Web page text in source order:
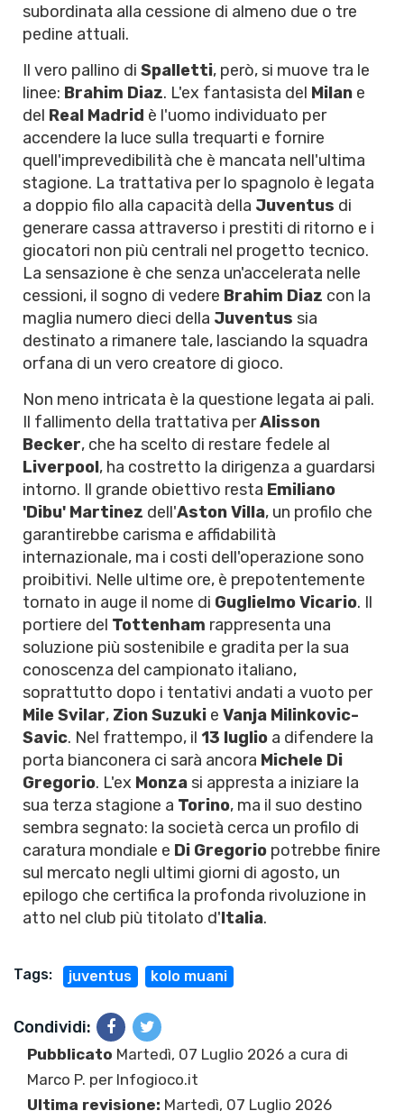
subordinata alla cessione di almeno due o tre
pedine attuali.
Il vero pallino di Spalletti, però, si muove tra le
linee: Brahim Diaz. L'ex fantasista del Milan e
del Real Madrid è l'uomo individuato per
accendere la luce sulla trequarti e fornire
quell'imprevedibilità che è mancata nell'ultima
stagione. La trattativa per lo spagnolo è legata
a doppio filo alla capacità della Juventus di
generare cassa attraverso i prestiti di ritorno e i
giocatori non più centrali nel progetto tecnico.
La sensazione è che senza un'accelerata nelle
cessioni, il sogno di vedere Brahim Diaz con la
maglia numero dieci della Juventus sia
destinato a rimanere tale, lasciando la squadra
orfana di un vero creatore di gioco.
Non meno intricata è la questione legata ai pali.
Il fallimento della trattativa perAlisson
Becker, che ha scelto di restare fedele al
Liverpool, ha costretto la dirigenza a guardarsi
intorno. Il grande obiettivo resta Emiliano
'Dibu' Martinez dell'Aston Villa, un profilo che
garantirebbe carisma e affidabilità
internazionale, ma i costi dell'operazione sono
proibitivi. Nelle ultime ore, è prepotentemente
tornato in auge il nome di Guglielmo Vicario. Il
portiere del Tottenham rappresenta una
soluzione più sostenibile e gradita per la sua
conoscenza del campionato italiano,
soprattutto dopo i tentativi andati a vuoto per
Mile Svilar, Zion Suzuki e Vanja Milinkovic-
Savic. Nel frattempo, il 13 luglio a difendere la
porta bianconera ci sarà ancora Michele Di
Gregorio. L'ex Monza si appresta a iniziare la
sua terza stagione a Torino, ma il suo destino
sembra segnato: la società cerca un profilo di
caratura mondiale e Di Gregorio potrebbe finire
sul mercato negli ultimi giorni di agosto, un
epilogo che certifica la profonda rivoluzione in
atto nel club più titolato d'Italia.
Tags: juventus kolo muani
Condividi:
Pubblicato Martedì, 07 Luglio 2026 a cura di
Marco P. per Infogioco.it
Ultima revisione: Martedì, 07 Luglio 2026